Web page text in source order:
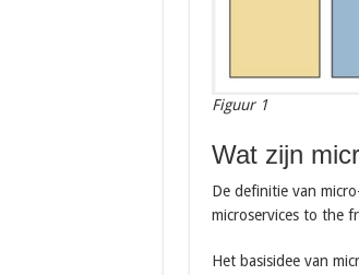
Figuur 1
Wat zijn
De definitie van
microservices to the
Het basisidee van